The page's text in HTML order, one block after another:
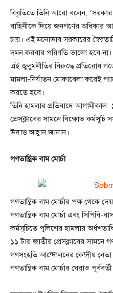
বিবৃতিতে তিনি আরো বলেন, ‘সরকার
বাহিনীকে দিয়ে জনগণের অধিকার
চায়। এই মনোভাব সরকারের
দমন করবার পরিণতি ভালো হবে
এই জুলুমনীতির বিরুদ্ধে প্রতিরোধ
মামলা-নির্যাতন মোকাবেলা করেই
করতে হবে।
তিনি হামলার প্রতিবাদে
প্রেসক্লাবের সামনে বিক্ষোভ
উদাত্ত আহ্বান জানান।
গণতান্ত্রিক বাম মোর্চা
গণতান্ত্রিক বাম মোর্চার পক্ষ থেকে
গণতান্ত্রিক বাম মোর্চা এবং সিপিবি-
কর্মসূচিতে পুলিশের হামলায়
১১ টায় জাতীয় প্রেসক্লাবের সামনে
গণসংহতি আন্দোলনের কেন্দ্রীয়
গণতান্ত্রিক বাম মোর্চার ঘেরাও